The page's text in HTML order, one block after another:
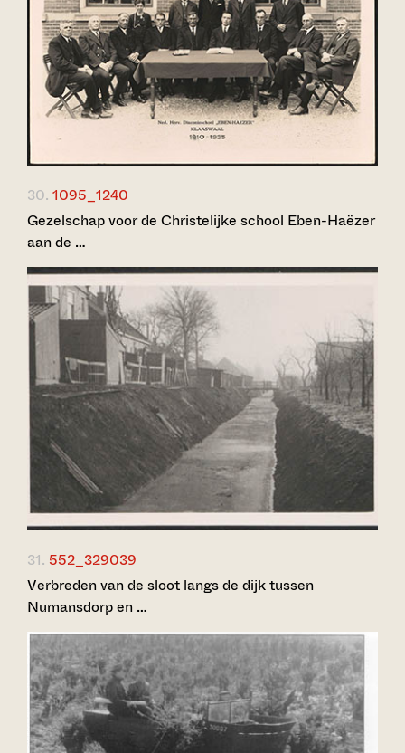
30. 1095_1240
Gezelschap voor de Christelijke school Eben-Haëzer
aan de …
31. 552_329039
Verbreden van de sloot langs de dijk tussen
Numansdorp en …